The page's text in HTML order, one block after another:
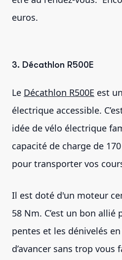
euros.
3. Décathlon R500E
Le Décathlon R500E est
électrique accessible.
idée de vélo électrique
capacité de charge de
pour transporter vos
Il est doté d'un moteur
58 Nm. C’est un bon allié
pentes et les dénivelés
d’avancer sans trop vous